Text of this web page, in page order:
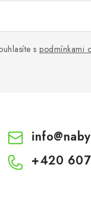
s podmínkami
info@
+420